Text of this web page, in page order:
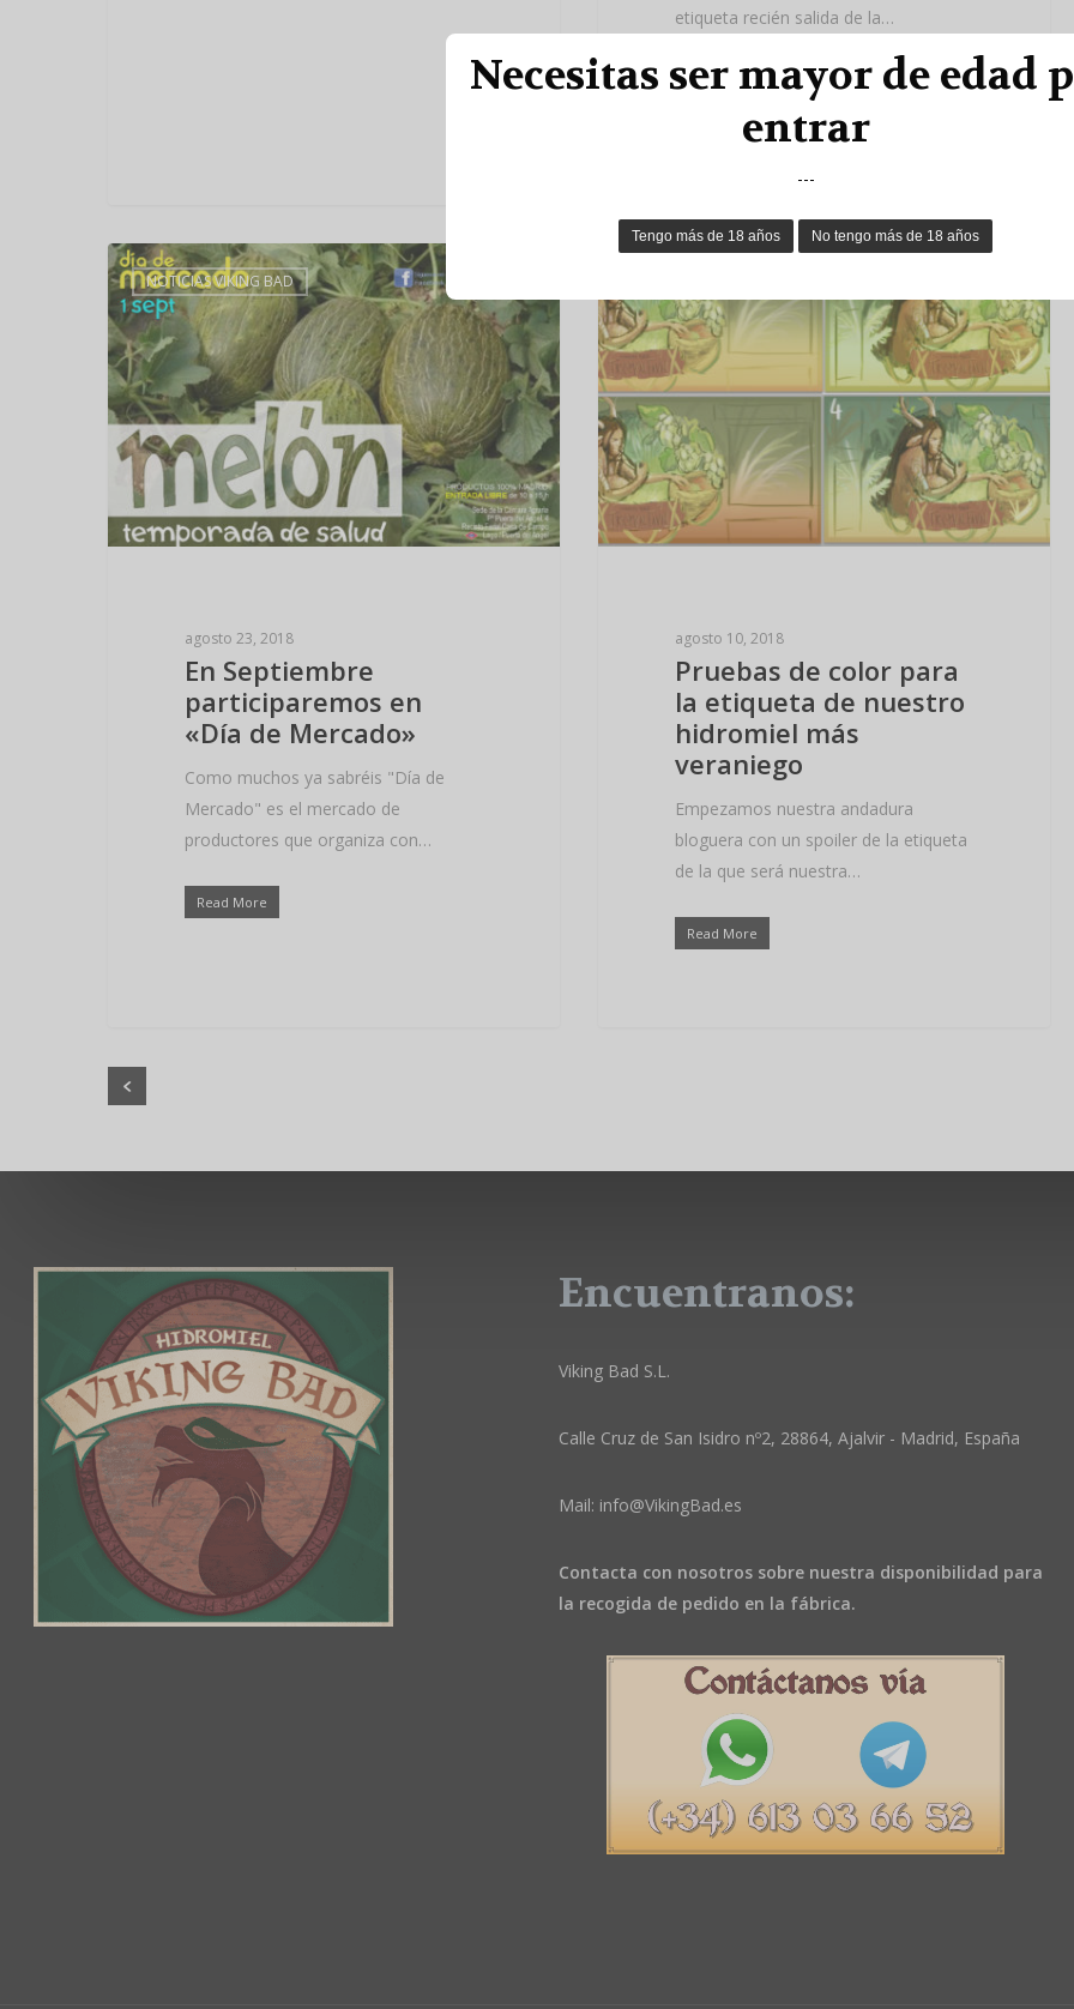
etiqueta recién salida de la…
Read More
NOTICIAS VIKING BAD
agosto 23, 2018
En Septiembre
participaremos en
«Día de Mercado»
Como muchos ya sabréis "Día de
Mercado" es el mercado de
productores que organiza con…
Read More
agosto 10, 2018
Pruebas de color para
la etiqueta de nuestro
hidromiel más
veraniego
Empezamos nuestra andadura
bloguera con un spoiler de la etiqueta
de la que será nuestra…
Read More
Encuentranos:
Viking Bad S.L.
Calle Cruz de San Isidro nº2, 28864, Ajalvir - Madrid, España
Mail: info@VikingBad.es
Contacta con nosotros sobre nuestra disponibilidad para
la recogida de pedido en la fábrica.
Necesitas ser mayor de edad
entrar
---